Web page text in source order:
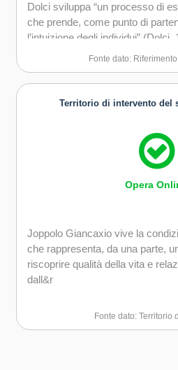
Dolci sviluppa “un processo di
che prende, come punto di
l’intuizione degli individui” (Dolci,
arte della levatrice: dare alla luce
Fonte dato:
Territorio di intervento del
Opera
Joppolo Giancaxio vive la
che rappresenta, da una parte,
riscoprire qualità della vita e
dall&r
Fonte dato: Territorio